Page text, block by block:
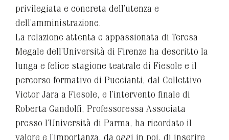
privilegiata e concreta dell’utenza e
dell’amministrazione.
La relazione attenta e appassionata di Teresa
Megale dell’Università di Firenze ha descritto la
lunga e felice stagione teatrale di Fiesole e il
percorso formativo di Puccianti, dal Collettivo
Victor Jara a Fiesole, e l’intervento finale di
Roberta Gandolfi, Professoressa Associata
presso l’Università di Parma, ha ricordato il